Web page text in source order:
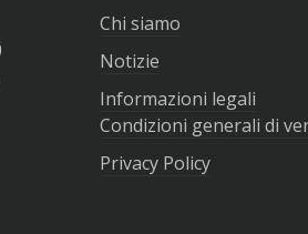
Chi siamo
Notizie
Informazioni legali
Condizioni generali di
Privacy Policy